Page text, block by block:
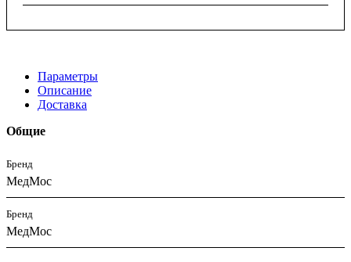
Параметры
Описание
Доставка
Общие
Бренд
МедМос
Бренд
МедМос